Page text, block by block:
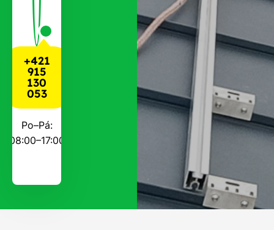
+421
915
130
053
Po–Pá:
08:00–17:00